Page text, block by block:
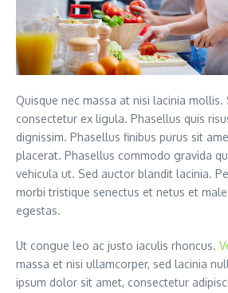
Quisque nec massa at nisi lacinia mollis.
consectetur ex ligula. Phasellus quis
dignissim. Phasellus finibus purus sit
placerat. Phasellus commodo gravida
vehicula ut. Sed auctor blandit lacinia.
morbi tristique senectus et netus et
egestas.
Ut congue leo ac justo iaculis rhoncus.
massa et nisi ullamcorper, sed lacinia
ipsum dolor sit amet, consectetur